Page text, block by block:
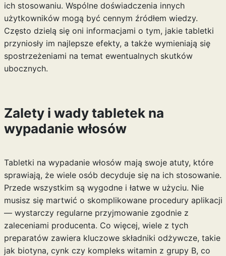
ich stosowaniu. Wspólne doświadczenia innych
użytkowników mogą być cennym źródłem wiedzy.
Często dzielą się oni informacjami o tym, jakie tabletki
przyniosły im najlepsze efekty, a także wymieniają się
spostrzeżeniami na temat ewentualnych skutków
ubocznych.
Zalety i wady tabletek na
wypadanie włosów
Tabletki na wypadanie włosów mają swoje atuty, które
sprawiają, że wiele osób decyduje się na ich stosowanie.
Przede wszystkim są wygodne i łatwe w użyciu. Nie
musisz się martwić o skomplikowane procedury aplikacji
— wystarczy regularne przyjmowanie zgodnie z
zaleceniami producenta. Co więcej, wiele z tych
preparatów zawiera kluczowe składniki odżywcze, takie
jak biotyna, cynk czy kompleks witamin z grupy B, co